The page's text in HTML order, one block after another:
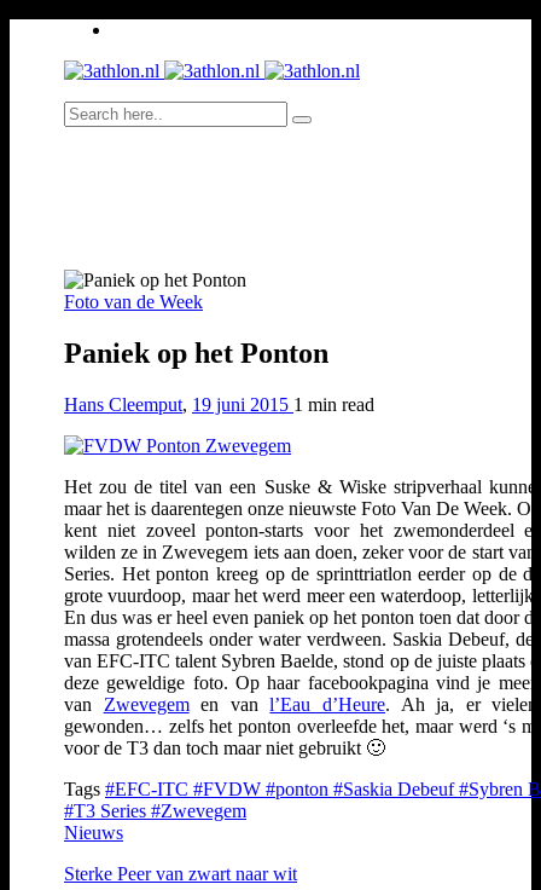
Foto van de Week
Paniek op het Ponton
Hans Cleemput, 19 juni 2015 1 min read
Het zou de titel van een Suske & Wiske stripverhaal
maar het is daarentegen onze nieuwste Foto Van De Week.
kent niet zoveel ponton-starts voor het zwemonderdeel
wilden ze in Zwevegem iets aan doen, zeker voor de start van
Series. Het ponton kreeg op de sprinttriatlon eerder op de
grote vuurdoop, maar het werd meer een waterdoop,
En dus was er heel even paniek op het ponton toen dat door
massa grotendeels onder water verdween. Saskia Debeuf, de
van EFC-ITC talent Sybren Baelde, stond op de juiste plaats
deze geweldige foto. Op haar facebookpagina vind je meer
van Zwevegemen vanl’Eau d’Heure. Ah ja, er vielen
gewonden… zelfs het ponton overleefde het, maar werd ‘s
voor de T3 dan toch maar niet gebruikt 🙂
Tags #EFC-ITC #FVDW #ponton #Saskia Debeuf#Sybren
#T3 Series #Zwevegem
Nieuws
Sterke Peer van zwart naar wit